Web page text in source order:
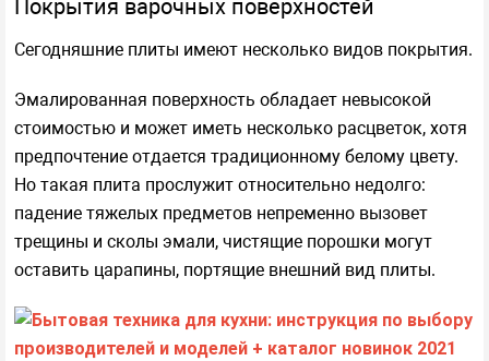
Покрытия варочных поверхностей
Сегодняшние плиты имеют несколько видов покрытия.
Эмалированная поверхность обладает невысокой
стоимостью и может иметь несколько расцветок, хотя
предпочтение отдается традиционному белому цвету.
Но такая плита прослужит относительно недолго:
падение тяжелых предметов непременно вызовет
трещины и сколы эмали, чистящие порошки могут
оставить царапины, портящие внешний вид плиты.